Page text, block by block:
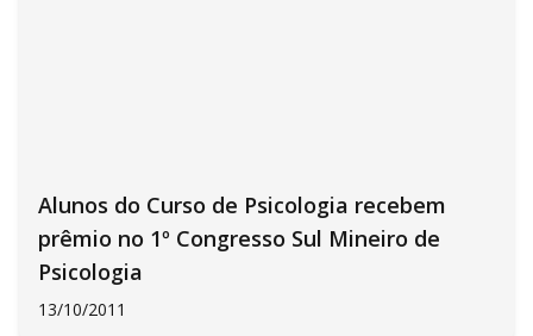
Alunos do Curso de Psicologia recebem
prêmio no 1º Congresso Sul Mineiro de
Psicologia
13/10/2011